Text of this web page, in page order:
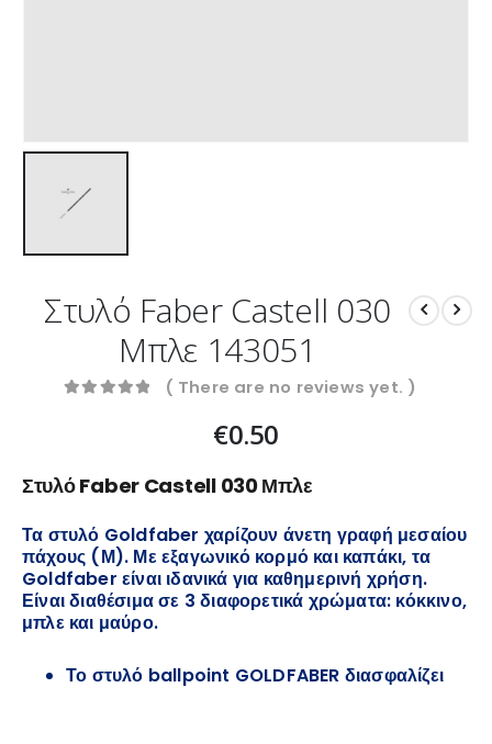
Στυλό Faber Castell 030
Μπλε 143051
( There are no reviews yet. )
€0.50
Στυλό Faber Castell 030 Μπλε
Τα στυλό Goldfaber χαρίζουν άνετη γραφή μεσαίου
πάχους (Μ). Με εξαγωνικό κορμό και καπάκι, τα
Goldfaber είναι ιδανικά για καθημερινή χρήση.
Είναι διαθέσιμα σε 3 διαφορετικά χρώματα: κόκκινο,
μπλε και μαύρο.
Το στυλό ballpoint GOLDFABER διασφαλίζει